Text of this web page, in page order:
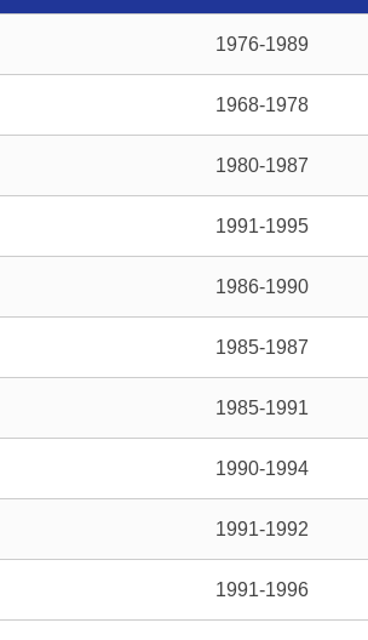
1976-1989
1968-1978
1980-1987
1991-1995
1986-1990
1985-1987
1985-1991
1990-1994
1991-1992
1991-1996